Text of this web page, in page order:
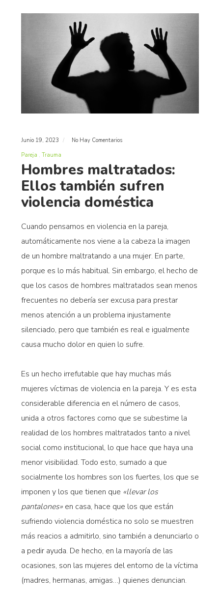
Junio 19, 2023
No Hay Comentarios
Pareja
Trauma
Hombres maltratados:
Ellos también sufren
violencia doméstica
Cuando pensamos en violencia en la pareja,
automáticamente nos viene a la cabeza la imagen
de un hombre maltratando a una mujer. En parte,
porque es lo más habitual. Sin embargo, el hecho de
que los casos de hombres maltratados sean menos
frecuentes no debería ser excusa para prestar
menos atención a un problema injustamente
silenciado, pero que también es real e igualmente
causa mucho dolor en quien lo sufre.
Es un hecho irrefutable que hay muchas más
mujeres víctimas de violencia en la pareja. Y es esta
considerable diferencia en el número de casos,
unida a otros factores como que se subestime la
realidad de los hombres maltratados tanto a nivel
social como institucional, lo que hace que haya una
menor visibilidad. Todo esto, sumado a que
socialmente los hombres son los fuertes, los que se
imponen y los que tienen que «llevar los
pantalones»en casa, hace que los que están
sufriendo violencia doméstica no solo se muestren
más reacios a admitirlo, sino también a denunciarlo o
a pedir ayuda. De hecho, en la mayoría de las
ocasiones, son las mujeres del entorno de la víctima
(madres, hermanas, amigas…) quienes denuncian.